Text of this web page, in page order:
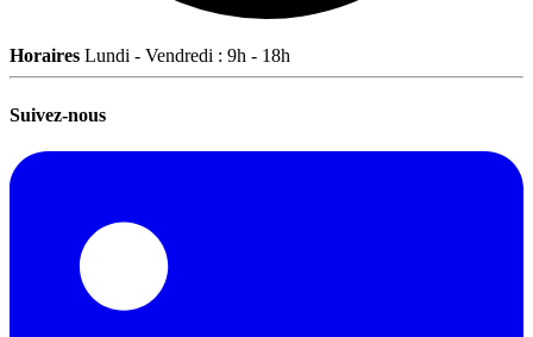
Horaires Lundi - Vendredi : 9h - 18h
Suivez-nous